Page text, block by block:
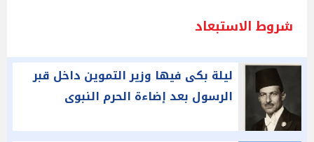
شروط الاستبعاد
ليلة بكى فيها وزير التموين داخل قبر
الرسول بعد إضاءة الحرم النبوى